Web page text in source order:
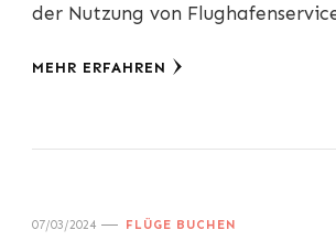
der Nutzung von
MEHR ERFAHREN
07/03/2024 FLÜGE BUCHEN